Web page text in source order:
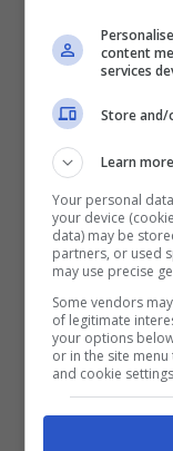
content
services
Store and/
Learn more
Your personal
your device
data) may be
partners, or used
may use precise
Some vendors
of legitimate
your options
or in the site
and cookie